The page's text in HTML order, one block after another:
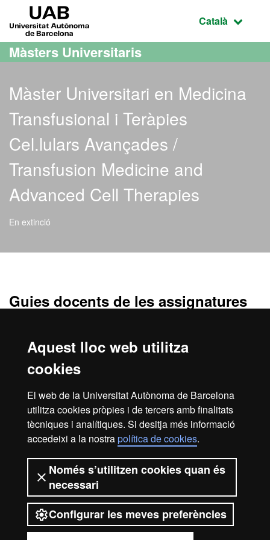
Aquest lloc web utilitza
cookies
El web de la Universitat Autònoma de Barcelona
utilitza cookies pròpies i de tercers amb finalitats
tècniques i analítiques. Si desitja més informació
accedeixi a la nostrapolítica de cookies.
Només s’utilitzen cookies quan és
necessari
Configurar les meves preferències
Ves al contingut principal
Ves a la navegació de la pàgina
Idioma
Català
Màsters Universitaris
Màster Universitari en Medicina
Transfusional i Teràpies
Cel.lulars Avançades /
Transfusion Medicine and
Advanced Cell Therapies
En extinció
Guies docents de les assignatures
43316-Donació de Sang
43317-Transfusió Sanguínia
43318-Immunohematologia
43320-Conceptes de Gestió en Medicina Transfusional
43321-Treball de Fi de Màster
Avís legal Protecció de dades
Sobre el web
Accessibilitat web
2026 Universitat Autònoma de